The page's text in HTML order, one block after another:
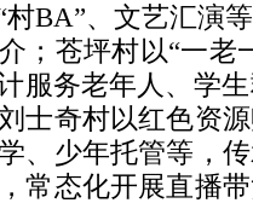
BA”、文艺汇演
；苍坪村以“一老
服务老年人、学
士奇村以红色资
、少年托管等，
常态化开展直播